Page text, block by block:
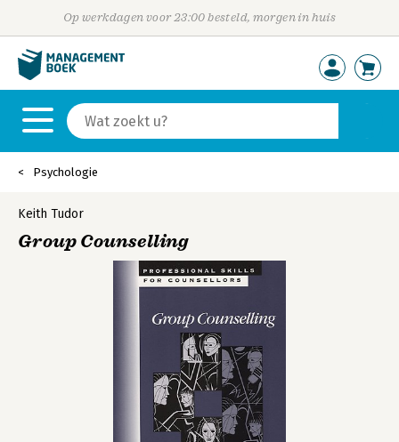
Op werkdagen voor 23:00 besteld, morgen in huis
Psychologie
Keith Tudor
Group Counselling